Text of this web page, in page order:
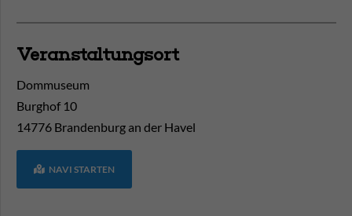
Veranstaltungsort
Dommuseum
Burghof 10
14776 Brandenburg an der Havel
NAVI STARTEN